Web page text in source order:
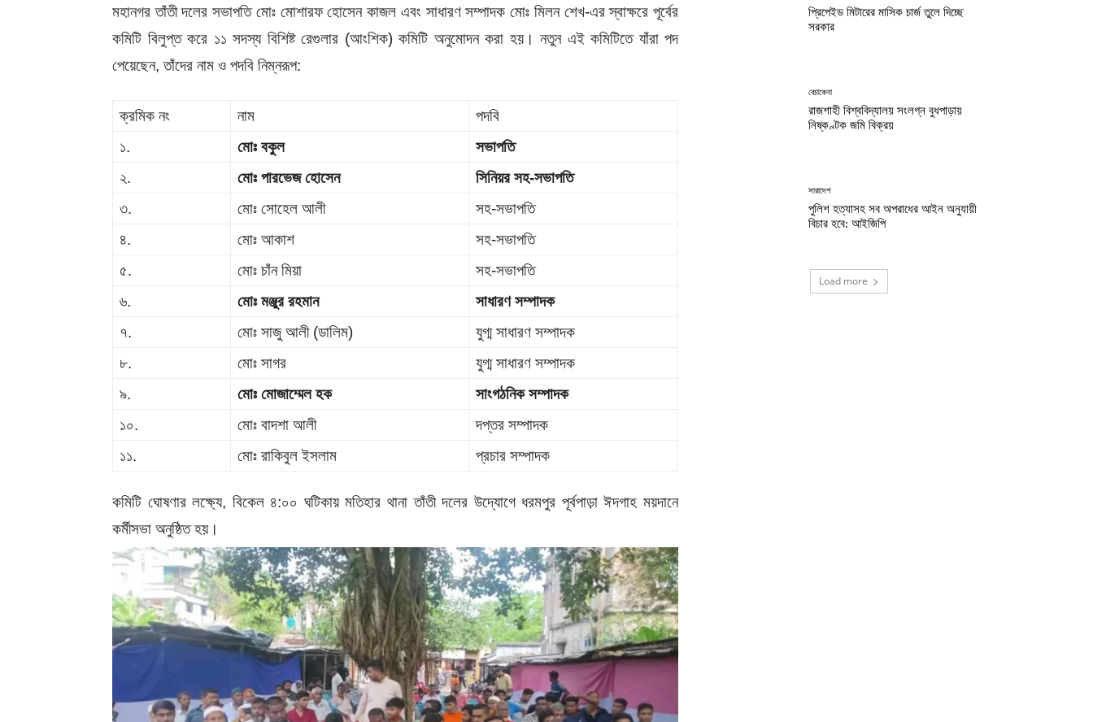
মহানগর তাঁতী দলের সভাপতি মোঃ মোশারফ হোসেন কাজল এবং সাধারণ সম্পাদক মোঃ মিলন শেখ-এর স্বাক্ষরে পূর্বের
কমিটি বিলুপ্ত করে ১১ সদস্য বিশিষ্ট রেগুলার (আংশিক) কমিটি অনুমোদন করা হয়। নতুন এই কমিটিতে যাঁরা পদ
পেয়েছেন, তাঁদের নাম ও পদবি নিম্নরূপ:
ক্রমিক নং নাম
পদবি
১.
মোঃ বকুল
সভাপতি
২.
মোঃ পারভেজ হোসেন
সিনিয়র সহ-সভাপতি
৩.
মোঃ সোহেল আলী
সহ-সভাপতি
৪.
মোঃ আকাশ
সহ-সভাপতি
৫.
মোঃ চাঁন মিয়া
সহ-সভাপতি
৬.
মোঃ মঞ্জুর রহমান
সাধারণ সম্পাদক
৭.
মোঃ সাজু আলী (ডালিম)
যুগ্ম সাধারণ সম্পাদক
৮.
মোঃ সাগর
যুগ্ম সাধারণ সম্পাদক
৯.
মোঃ মোজাম্মেল হক
সাংগঠনিক সম্পাদক
১০.
মোঃ বাদশা আলী
দপ্তর সম্পাদক
১১.
মোঃ রাকিবুল ইসলাম প্রচার সম্পাদক
কমিটি ঘোষণার লক্ষ্যে, বিকেল ৪:০০ ঘটিকায় মতিহার থানা তাঁতী দলের উদ্যোগে ধরমপুর পূর্বপাড়া ঈদগাহ ময়দানে
কর্মীসভা অনুষ্ঠিত হয়।
প্রিপেইড মিটারের মাসিক চার্জ তুলে দিচ্ছে
সরকার
বেচাকেনা
রাজশাহী বিশ্ববিদ্যালয় সংলগ্ন বুধপাড়ায়
নিষ্কণ্টক জমি বিক্রয়
সারাদেশ
পুলিশ হত্যাসহ সব অপরাধের আইন অনুযায়ী
বিচার হবে: আইজিপি
Load more